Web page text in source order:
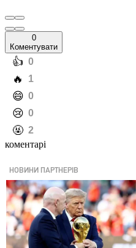
0
Коментувати
️👍 0
️🔥 1
️😄 0
️😢 0
️🤬 2
коментарі